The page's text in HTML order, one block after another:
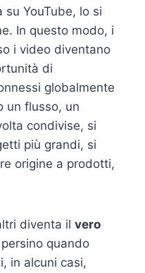
YouTube, lo si
In questo modo, i
i video diventano
di
globalmente
un flusso, un
condivise, si
più grandi, si
origine a prodotti,
diventa il vero
persino quando
in alcuni casi,